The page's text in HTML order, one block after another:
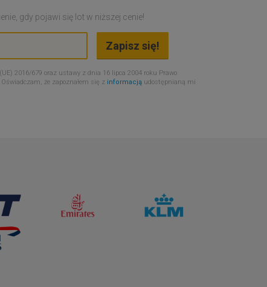
gdy pojawi się lot w niższej cenie!
2016/679 oraz ustawy z dnia 16 lipca 2004 roku Prawo
że zapoznałem się z informacją udostępnianą mi